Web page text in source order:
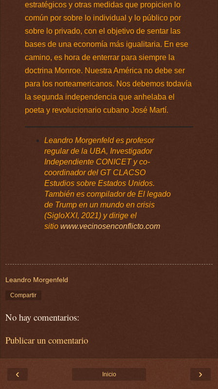
estratégicos y otras medidas que propicien lo
común por sobre lo individual y lo público por
sobre lo privado, con el objetivo de sentar las
bases de una economía más igualitaria. En ese
camino, es hora de enterrar para siempre la
doctrina Monroe. Nuestra América no debe ser
para los norteamericanos. Nos debemos todavía
la segunda independencia que anhelaba el
poeta y revolucionario cubano José Martí.
Leandro Morgenfeld es profesor
regular de la UBA, Investigador
Independiente CONICET y co-
coordinador del GT CLACSO
Estudios sobre Estados Unidos.
También es compilador de El legado
de Trump en un mundo en crisis
(SigloXXI, 2021) y dirige el
sitio www.vecinosenconflicto.com
Leandro Morgenfeld
Compartir
No hay comentarios:
Publicar un comentario
‹ ›
Inicio